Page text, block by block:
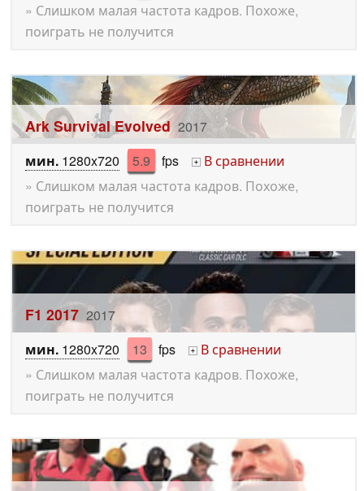
» Слишком малая частота кадров. Похоже,
поиграть не получится
Ark Survival Evolved 2017
мин. 1280x720 5.9 fps +
В сравнении
» Слишком малая частота кадров. Похоже,
поиграть не получится
F1 2017 2017
мин. 1280x720 13 fps +
В сравнении
» Слишком малая частота кадров. Похоже,
поиграть не получится